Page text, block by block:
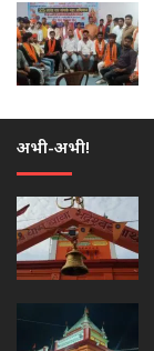
अभी-अभी!